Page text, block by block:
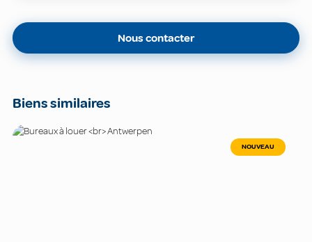
Nous contacter
Biens similaires
NOUVEAU